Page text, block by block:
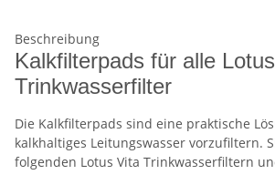
Beschreibung
Kalkfilterpads für alle
Trinkwasserfilter
Die Kalkfilterpads sind eine praktische
kalkhaltiges Leitungswasser vorzufiltern.
folgenden Lotus Vita Trinkwasserfiltern